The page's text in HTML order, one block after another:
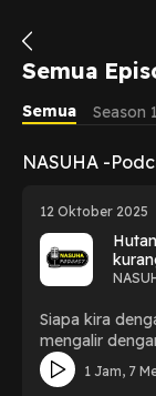
Semua
Semua
Season 1
NASUHA -
12 Oktober 2025
Siapa kira
mengalir
jangan salah,
saja membuat
1 Jam, 7